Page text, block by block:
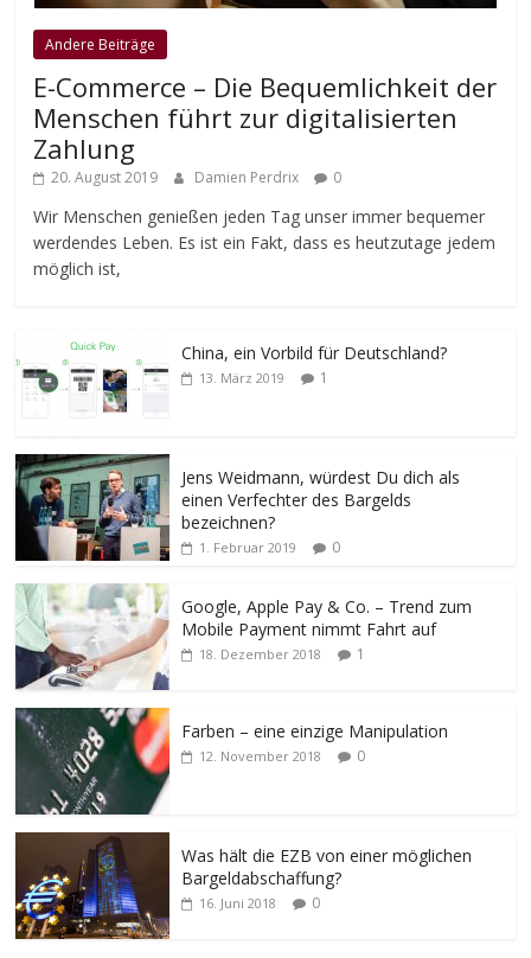
Andere Beiträge
E-Commerce – Die Bequemlichkeit der
Menschen führt zur digitalisierten
Zahlung
20. August 2019 Damien Perdrix 0
Wir Menschen genießen jeden Tag unser immer bequemer
werdendes Leben. Es ist ein Fakt, dass es heutzutage jedem
möglich ist,
China, ein Vorbild für Deutschland?
13. März 2019 1
Jens Weidmann, würdest Du dich als
einen Verfechter des Bargelds
bezeichnen?
1. Februar 2019 0
Google, Apple Pay & Co. – Trend zum
Mobile Payment nimmt Fahrt auf
18. Dezember 2018 1
Farben – eine einzige Manipulation
12. November 2018 0
Was hält die EZB von einer möglichen
Bargeldabschaffung?
16. Juni 2018 0